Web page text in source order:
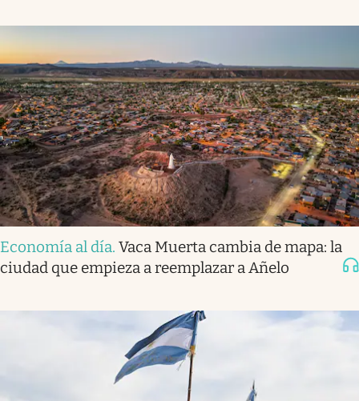
Economía al día. Vaca Muerta cambia de mapa: la
ciudad que empieza a reemplazar a Añelo